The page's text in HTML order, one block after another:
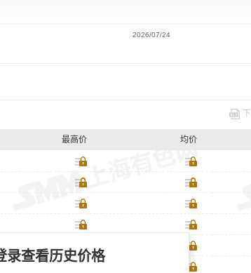
2026/07/24
最高价 均价
录查看历史价格